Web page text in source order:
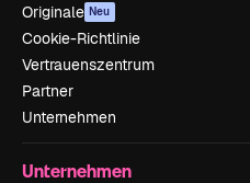
Originale Neu
Cookie-Richtlinie
Vertrauenszentrum
Partner
Unternehmen
Unternehmen